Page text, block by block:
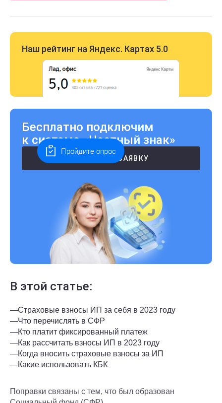
Наш рейтинг на Яндекс. Картах 5.0
Бесплатно подключим
к системе «Честный знак»
ОСТАВИТЬ ЗАЯВКУ
В этой статье:
—Страховые взносы ИП за себя в 2023 году
—Что перечислять в СФР
—Кто платит фиксированный платеж
—Как рассчитать взносы ИП в 2023 году
—Когда вносить страховые взносы за ИП
—Какие использовать КБК
Поправки связаны с тем, что был образован
Пройдите опрос